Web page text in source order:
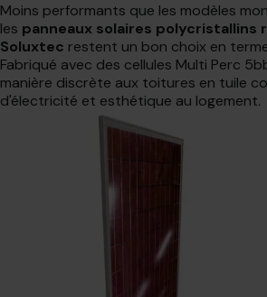
Moins performants que les modèles
les panneaux solaires polycristallins
Soluxtec restent un bon choix en
Fabriqué avec des cellules Multi Perc
manière discrète aux toitures en tuile
d'électricité et esthétique au logement.